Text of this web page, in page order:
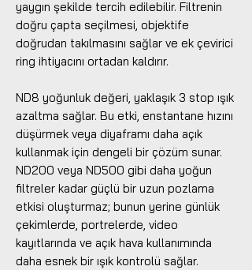
yaygın şekilde tercih edilebilir. Filtrenin
doğru çapta seçilmesi, objektife
doğrudan takılmasını sağlar ve ek çevirici
ring ihtiyacını ortadan kaldırır.
ND8 yoğunluk değeri, yaklaşık 3 stop ışık
azaltma sağlar. Bu etki, enstantane hızını
düşürmek veya diyaframı daha açık
kullanmak için dengeli bir çözüm sunar.
ND200 veya ND500 gibi daha yoğun
filtreler kadar güçlü bir uzun pozlama
etkisi oluşturmaz; bunun yerine günlük
çekimlerde, portrelerde, video
kayıtlarında ve açık hava kullanımında
daha esnek bir ışık kontrolü sağlar.